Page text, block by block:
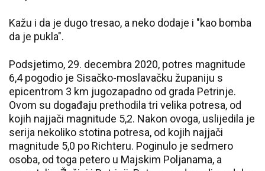
Kažu i da je dugo tresao, a neko dodaje i "kao bomba
da je pukla".
Podsjetimo, 29. decembra 2020, potres magnitude
6,4 pogodio je Sisačko-moslavačku županiju s
epicentrom 3 km jugozapadno od grada Petrinje.
Ovom su događaju prethodila tri velika potresa, od
kojih najjači magnitude 5,2. Nakon ovoga, uslijedila je
serija nekoliko stotina potresa, od kojih najjači
magnitude 5,0 po Richteru. Poginulo je sedmero
osoba, od toga petero u Majskim Poljanama, a